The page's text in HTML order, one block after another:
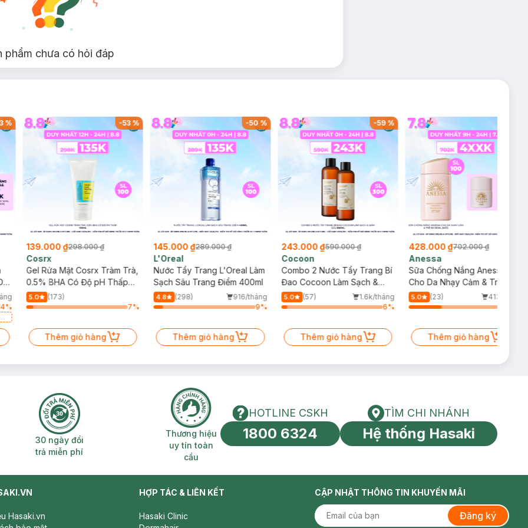
DP-AFP Floss Picks:
phẩm chưa có hỏi đáp
%
%
-53%
139.000 ₫298.000 ₫
Cosrx
Gel Rửa Mặt Cosrx Tràm Trà,
0.5% BHA Có Độ pH Thấp
150ml
5.0
(173)
7%
Thêm giỏ hàng
-50 %
145.000 ₫289.000 ₫
L'Oreal
Nước Tẩy Trang L'Oreal Làm
Sạch Sâu Trang Điểm 400ml
4.8 (298)
916/tháng
9%
Thêm giỏ hàng
-59%
243.000 ₫590.000 ₫
Cocoon
Combo 2 Nước Tẩy Trang Bí
Đao Cocoon Làm Sạch &
Giảm Dầu 500ml
5.0 (57)
1.6k/tháng
6%
Thêm giỏ hàng
428.000 ₫702.000 ₫
Anessa
Sữa Chống Nắng Anessa
Cho Da Nhạy Cảm & Trẻ Em
60ml (Mới)
5.0 (23)
413/tháng
Thêm giỏ hàng
2H 30 ngày đổi trả miễn phí
30 ngày đổi
trả miễn phí
Thương hiệu uy tín toàn cầu
Thương hiệu
uy tín toàn
cầu
HOTLINE CSKH
HOTLINE CSKH
1800 6324
Tìm chi nhánh
TÌM CHI NHÁNH
Hệ thống Hasaki
Hasaki.vn
HỢP TÁC & LIÊN KẾT
Hasaki Clinic
CẬP NHẬT THÔNG TIN KHUYẾN MÃI
Đăng ký